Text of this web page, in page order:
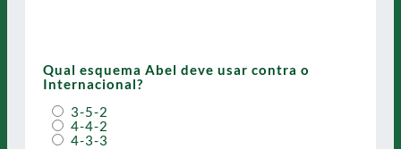
Qual esquema Abel deve usar contra o
Internacional?
3-5-2
4-4-2
4-3-3